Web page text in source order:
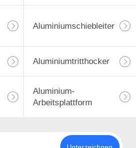
Aluminiumschiebleiter
Aluminiumtritthocker
Aluminium-
Arbeitsplattform